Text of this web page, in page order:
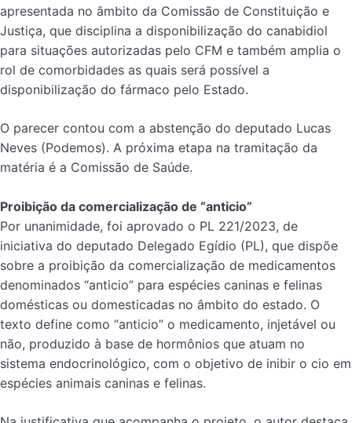
apresentada no âmbito da Comissão de Constituição e
Justiça, que disciplina a disponibilização do canabidiol
para situações autorizadas pelo CFM e também amplia o
rol de comorbidades as quais será possível a
disponibilização do fármaco pelo Estado.
O parecer contou com a abstenção do deputado Lucas
Neves (Podemos). A próxima etapa na tramitação da
matéria é a Comissão de Saúde.
Proibição da comercialização de “anticio”
Por unanimidade, foi aprovado o PL 221/2023, de
iniciativa do deputado Delegado Egídio (PL), que dispõe
sobre a proibição da comercialização de medicamentos
denominados “anticio” para espécies caninas e felinas
domésticas ou domesticadas no âmbito do estado. O
texto define como “anticio” o medicamento, injetável ou
não, produzido à base de hormônios que atuam no
sistema endocrinológico, com o objetivo de inibir o cio em
espécies animais caninas e felinas.